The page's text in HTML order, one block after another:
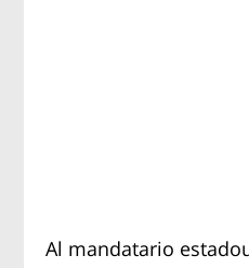
Al mandatario